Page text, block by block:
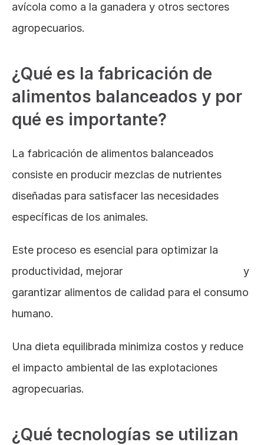
avícola como a la ganadera y otros sectores
agropecuarios.
¿Qué es la fabricación de
alimentos balanceados y por
qué es importante?
La fabricación de alimentos balanceados
consiste en producir mezclas de nutrientes
diseñadas para satisfacer las necesidades
específicas de los animales.
Este proceso es esencial para optimizar la
productividad, mejorar
y
garantizar alimentos de calidad para el consumo
humano.
Una dieta equilibrada minimiza costos y reduce
el impacto ambiental de las explotaciones
agropecuarias.
¿Qué tecnologías se utilizan